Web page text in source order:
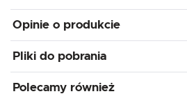
Opinie o produkcie
Pliki do pobrania
Polecamy również